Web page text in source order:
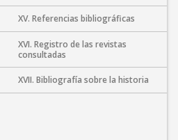
XV. Referencias bibliográficas
XVI. Registro de las revistas
consultadas
XVII. Bibliografía sobre la historia